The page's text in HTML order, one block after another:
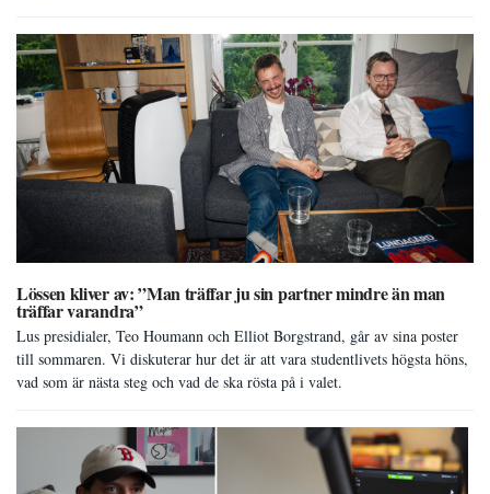
Lössen kliver av: ”Man träffar ju sin partner mindre än man
träffar varandra”
Lus presidialer, Teo Houmann och Elliot Borgstrand, går av sina poster
till sommaren. Vi diskuterar hur det är att vara studentlivets högsta höns,
vad som är nästa steg och vad de ska rösta på i valet.